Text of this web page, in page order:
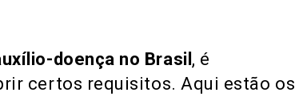
doença no Brasil , é
certos requisitos. Aqui estão os